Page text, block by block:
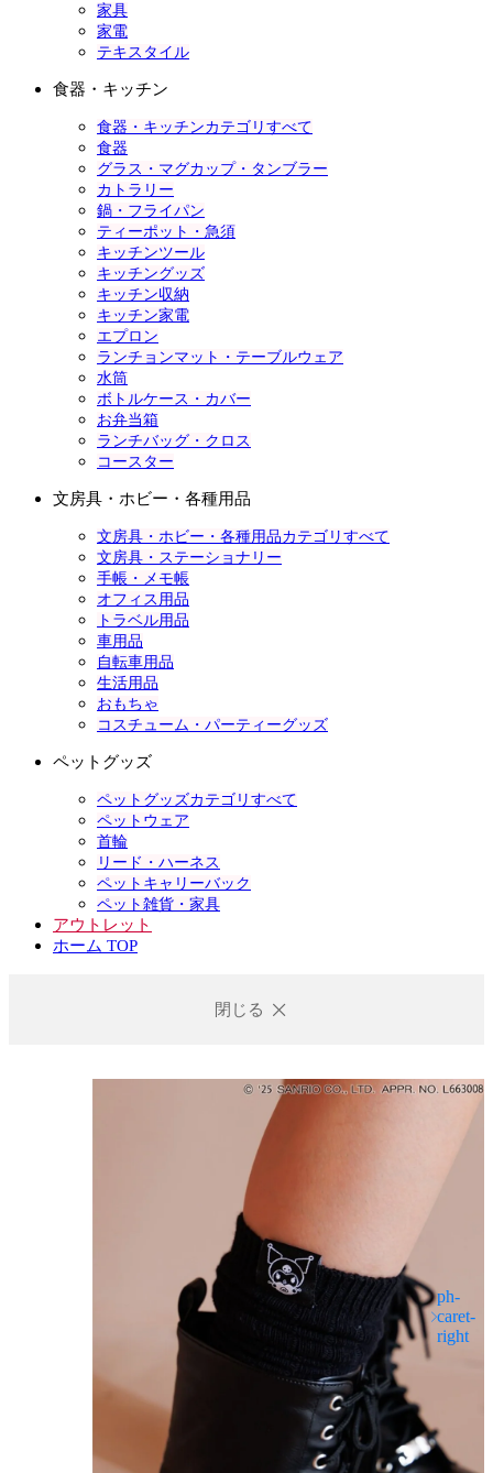
家具
家電
テキスタイル
食器・キッチン
食器・キッチンカテゴリすべて
食器
グラス・マグカップ・タンブラー
カトラリー
鍋・フライパン
ティーポット・急須
キッチンツール
キッチングッズ
キッチン収納
キッチン家電
エプロン
ランチョンマット・テーブルウェア
水筒
ボトルケース・カバー
お弁当箱
ランチバッグ・クロス
コースター
文房具・ホビー・各種用品
文房具・ホビー・各種用品カテゴリすべて
文房具・ステーショナリー
手帳・メモ帳
オフィス用品
トラベル用品
車用品
自転車用品
生活用品
おもちゃ
コスチューム・パーティーグッズ
ペットグッズ
ペットグッズカテゴリすべて
ペットウェア
首輪
リード・ハーネス
ペットキャリーバック
ペット雑貨・家具
アウトレット
ホーム TOP
閉じる